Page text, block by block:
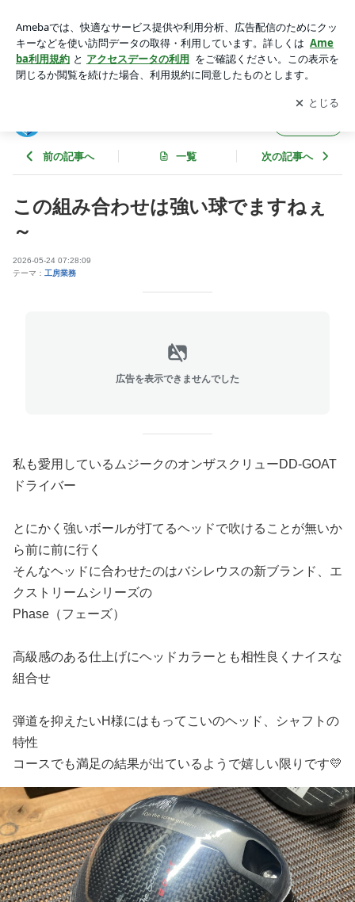
EAT公式ブログ
アプリをダウンロードして ブログの更新通知
を受け取りまし
ょう。
開く
前の記事へ 一覧 次の記事へ
この組み合わせは強い球でますねぇ
～
2026-05-24 07:28:09
テーマ： 工房業務
広告を表示できませんでした
私も愛用しているムジークのオンザスクリューDD-GOAT
ドライバー
とにかく強いボールが打てるヘッドで吹けることが無いか
ら前に前に行く
そんなヘッドに合わせたのはバシレウスの新ブランド、エ
クストリームシリーズの
Phase（フェーズ）
高級感のある仕上げにヘッドカラーとも相性良くナイスな
組合せ
弾道を抑えたいH様にはもってこいのヘッド、シャフトの
特性
コースでも満足の結果が出ているようで嬉しい限りです💛